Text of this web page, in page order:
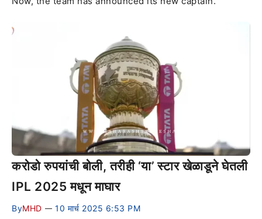
करोडो रुपयांची बोली, तरीही ‘या’ स्टार खेळाडूने घेतली
IPL 2025 मधून माघार
ByMHD — 10 मार्च 2025 6:53 PM